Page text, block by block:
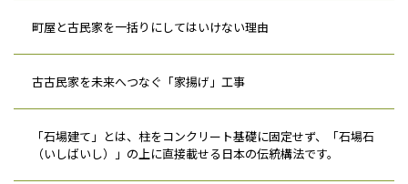
町屋と古民家を一括りにしてはいけない理由
古古民家を未来へつなぐ「家揚げ」工事
「石場建て」とは、柱をコンクリート基礎に固定せず、「石場石
（いしばいし）」の上に直接載せる日本の伝統構法です。